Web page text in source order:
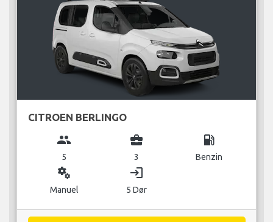
CITROEN BERLINGO
group
5
business_center
3
local_gas_station
Benzin
miscellaneous_services
Manuel
login
5 Dør